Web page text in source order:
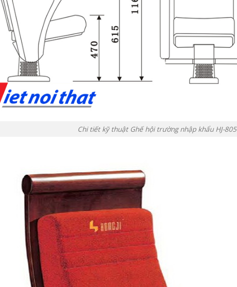
Chi tiết kỹ thuật Ghế hội trường nhập khẩu HJ-805